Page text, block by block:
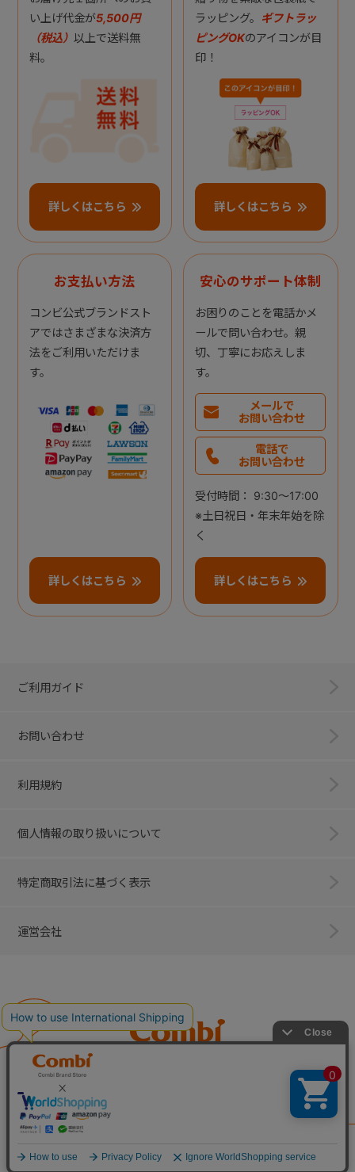
い上げ代金が5,500円
（税込） 以上で送料無
料。
詳しくはこちら
ラッピング。 ギフトラッ
ピングOKのアイコンが目
印！
詳しくはこちら
お支払い方法
コンビ公式ブランドスト
アではさまざまな決済方
法をご利用いただけま
す。
詳しくはこちら
安心のサポート体制
お困りのことを電話かメ
ールで問い合わせ。親
切、丁寧にお応えしま
す。
メールで
お問い合わせ
電話で
お問い合わせ
受付時間： 9:30～17:00
※土日祝日・年末年始を除
く
詳しくはこちら
ご利用ガイド
お問い合わせ
利用規約
個人情報の取り扱いについて
特定商取引法に基づく表示
運営会社
All Right Reserved. Copyright © Combi Corporation.